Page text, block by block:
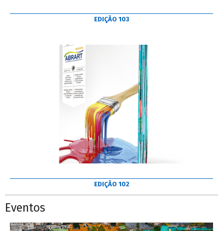
EDIÇÃO 103
EDIÇÃO 102
Eventos